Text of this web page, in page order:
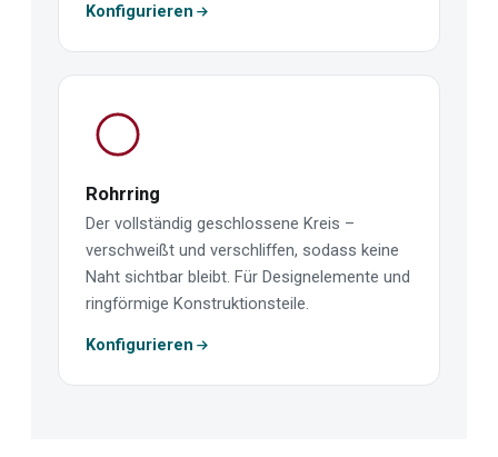
Konfigurieren
Rohrring
Der vollständig geschlossene Kreis –
verschweißt und verschliffen, sodass keine
Naht sichtbar bleibt. Für Designelemente und
ringförmige Konstruktionsteile.
Konfigurieren